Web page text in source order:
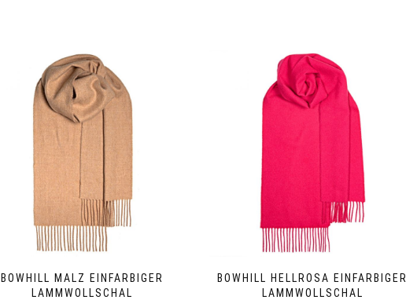
BOWHILL MALZ EINFARBIGER
LAMMWOLLSCHAL
BOWHILL HELLROSA EINFARBIGER
LAMMWOLLSCHAL